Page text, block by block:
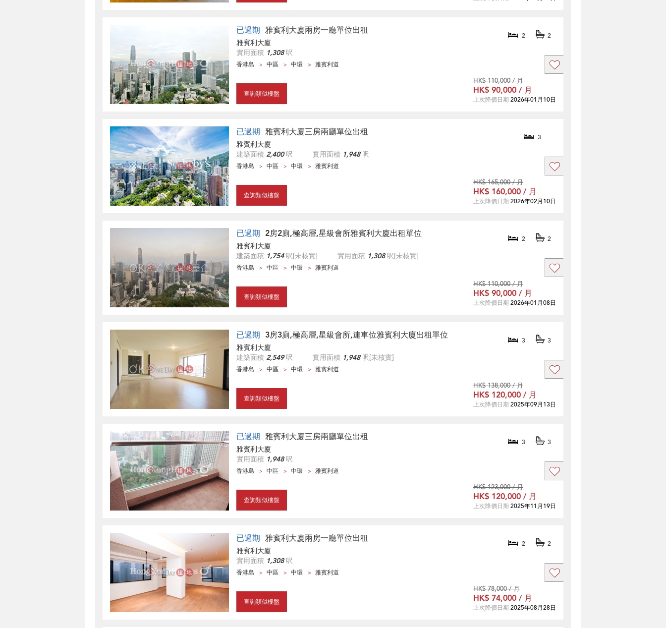
已過期 雅賓利大廈兩房一廳單位出租 2 2
雅賓利大廈
實用面積 1,308呎
香港島 中區 中環 雅賓利道
查詢類似樓盤
HK$ 110,000 / 月
HK$ 90,000 / 月
上次降價日期 2026年01月10日
已過期 雅賓利大廈三房兩廳單位出租 3
雅賓利大廈
建築面積 2,400呎 實用面積 1,948呎
香港島 中區 中環 雅賓利道
查詢類似樓盤
HK$ 165,000 / 月
HK$ 160,000 / 月
上次降價日期 2026年02月10日
已過期 2房2廁,極高層,星級會所雅賓利大廈出租單位 2 2
雅賓利大廈
建築面積 1,754呎[未核實] 實用面積 1,308呎[未核實]
香港島 中區 中環 雅賓利道
查詢類似樓盤
HK$ 110,000 / 月
HK$ 90,000 / 月
上次降價日期 2026年01月08日
已過期 3房3廁,極高層,星級會所,連車位雅賓利大廈出租單位 3 3
雅賓利大廈
建築面積 2,549呎 實用面積 1,948呎[未核實]
香港島 中區 中環 雅賓利道
查詢類似樓盤
HK$ 138,000 / 月
HK$ 120,000 / 月
上次降價日期 2025年09月13日
已過期 雅賓利大廈三房兩廳單位出租 3 3
雅賓利大廈
實用面積 1,948呎
香港島 中區 中環 雅賓利道
查詢類似樓盤
HK$ 123,000 / 月
HK$ 120,000 / 月
上次降價日期 2025年11月19日
已過期 雅賓利大廈兩房一廳單位出租 2 2
雅賓利大廈
實用面積 1,308呎
香港島 中區 中環 雅賓利道
查詢類似樓盤
HK$ 78,000 / 月
HK$ 74,000 / 月
上次降價日期 2025年08月28日